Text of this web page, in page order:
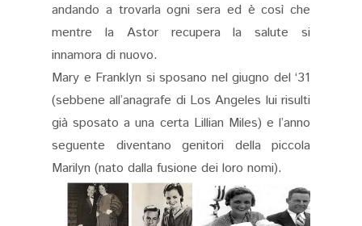
andando a trovarla ogni sera ed è così che
mentre la Astor recupera la salute si
innamora di nuovo.
Mary e Franklyn si sposano nel giugno del ‘31
(sebbene all’anagrafe di Los Angeles lui risulti
già sposato a una certa Lillian Miles) e l’anno
seguente diventano genitori della piccola
Marilyn (nato dalla fusione dei loro nomi).